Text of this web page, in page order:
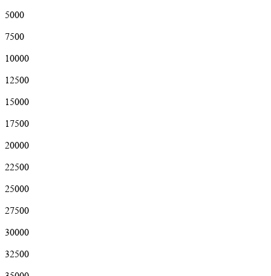
5000
7500
10000
12500
15000
17500
20000
22500
25000
27500
30000
32500